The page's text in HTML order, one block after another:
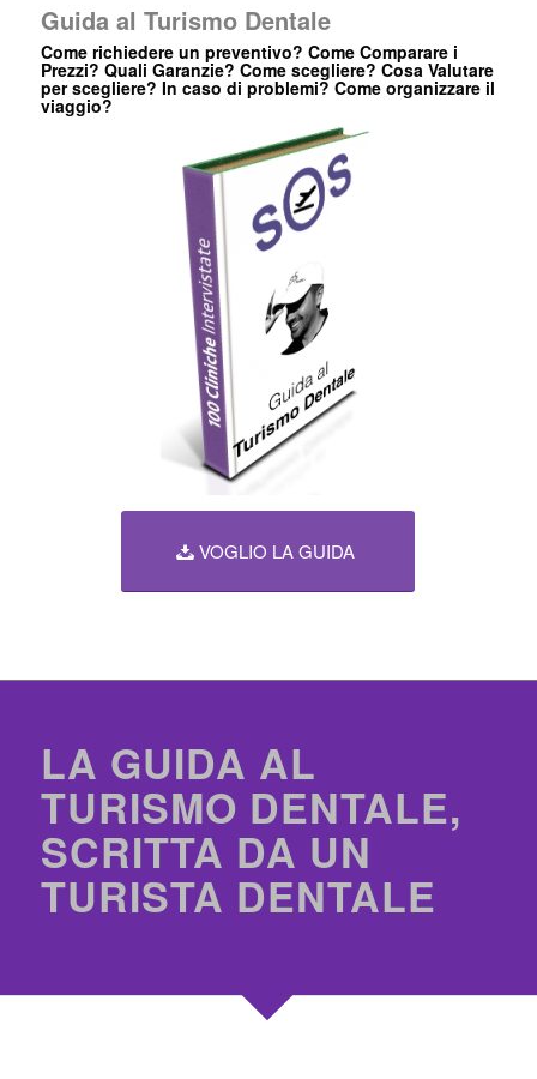
Guida al Turismo Dentale
Come richiedere un preventivo? Come Comparare i
Prezzi? Quali Garanzie? Come scegliere? Cosa Valutare
per scegliere? In caso di problemi? Come organizzare il
viaggio?
VOGLIO LA GUIDA
LA GUIDA AL
TURISMO DENTALE,
SCRITTA DA UN
TURISTA DENTALE